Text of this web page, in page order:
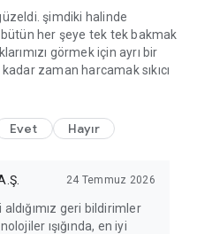
şimdiki halinde
bütün her şeye tek tek bakmak
görmek için ayrı bir
zaman harcamak sıkıcı
Evet Hayır
24 Temmuz 2026
geri bildirimler
ışığında, en iyi